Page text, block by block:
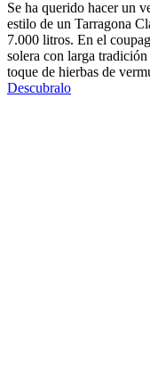
Se ha querido hacer un
estilo de un Tarragona
7.000 litros. En el
solera con larga
toque de hierbas de
Descubralo